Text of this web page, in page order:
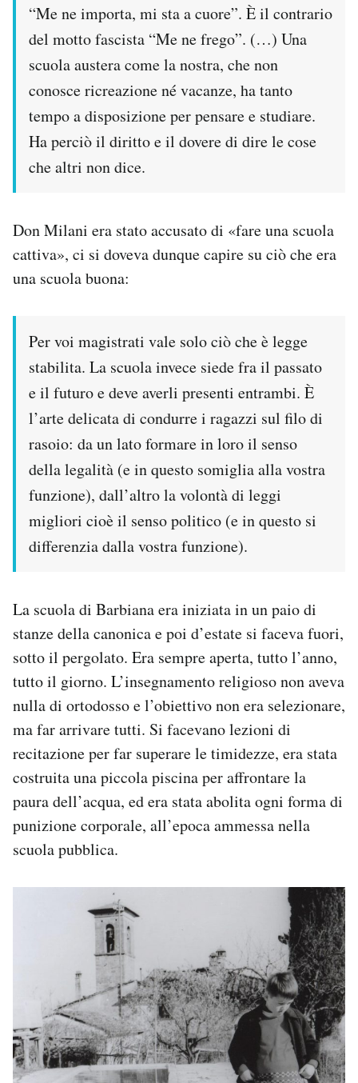
“Me ne importa, mi sta a cuore”. È il contrario
del motto fascista “Me ne frego”. (…) Una
scuola austera come la nostra, che non
conosce ricreazione né vacanze, ha tanto
tempo a disposizione per pensare e studiare.
Ha perciò il diritto e il dovere di dire le cose
che altri non dice.
Don Milani era stato accusato di «fare una scuola
cattiva», ci si doveva dunque capire su ciò che era
una scuola buona:
Per voi magistrati vale solo ciò che è legge
stabilita. La scuola invece siede fra il passato
e il futuro e deve averli presenti entrambi. È
l’arte delicata di condurre i ragazzi sul filo di
rasoio: da un lato formare in loro il senso
della legalità (e in questo somiglia alla vostra
funzione), dall’altro la volontà di leggi
migliori cioè il senso politico (e in questo si
differenzia dalla vostra funzione).
La scuola di Barbiana era iniziata in un paio di
stanze della canonica e poi d’estate si faceva fuori,
sotto il pergolato. Era sempre aperta, tutto l’anno,
tutto il giorno. L’insegnamento religioso non aveva
nulla di ortodosso e l’obiettivo non era selezionare,
ma far arrivare tutti. Si facevano lezioni di
recitazione per far superare le timidezze, era stata
costruita una piccola piscina per affrontare la
paura dell’acqua, ed era stata abolita ogni forma di
punizione corporale, all’epoca ammessa nella
scuola pubblica.